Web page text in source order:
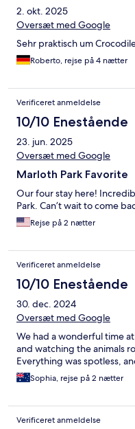
2. okt. 2025
Oversæt med Google
Sehr praktisch um
Roberto, rejse på 4 nætter
Verificeret anmeldelse
10/10 Enestående
23. jun. 2025
Oversæt med Google
Marloth Park Favorite
Our four stay here!
Park. Can’t wait to come
Rejse på 2 nætter
Verificeret anmeldelse
10/10 Enestående
30. dec. 2024
Oversæt med Google
We had a wonderful time
and watching the animals
Everything was spotless,
Sophia, rejse på 2 nætter
Verificeret anmeldelse